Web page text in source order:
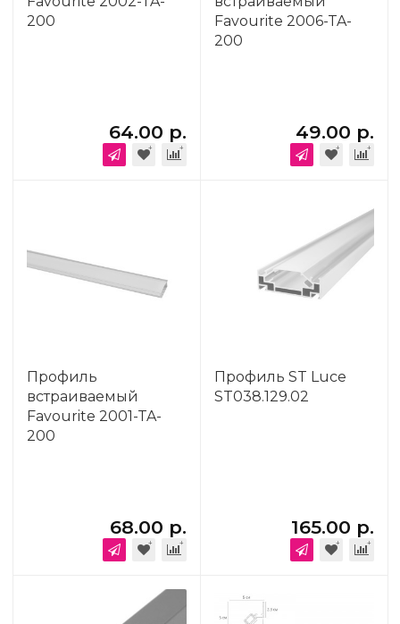
200
64.00 р.
Favourite 2006-TA-
200
49.00 р.
Профиль
встраиваемый
Favourite 2001-TA-
200
68.00 р.
Профиль ST Luce
ST038.129.02
165.00 р.